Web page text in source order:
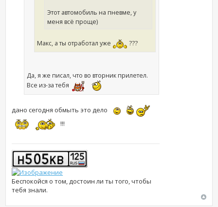
Этот автомобиль на пневме, у
меня всё проще)
Макс, а ты отработал уже ???
Да, я же писал, что во вторник прилетел.
Все из-за тебя
дано сегодня обмыть это дело
!!!
Беспокойся о том, достоин ли ты того, чтобы
тебя знали.